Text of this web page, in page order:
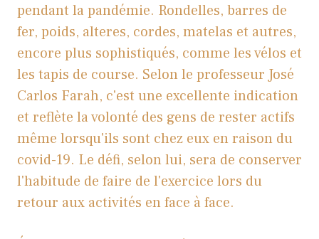
pendant la pandémie. Rondelles, barres de
fer, poids, alteres, cordes, matelas et autres,
encore plus sophistiqués, comme les vélos et
les tapis de course. Selon le professeur José
Carlos Farah, c'est une excellente indication
et reflète la volonté des gens de rester actifs
même lorsqu'ils sont chez eux en raison du
covid-19. Le défi, selon lui, sera de conserver
l'habitude de faire de l'exercice lors du
retour aux activités en face à face.